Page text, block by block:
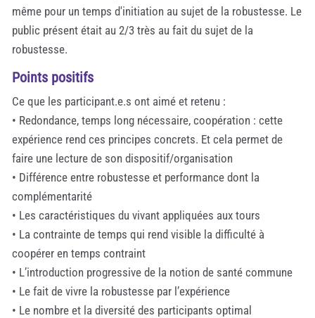
même pour un temps d'initiation au sujet de la robustesse. Le
public présent était au 2/3 très au fait du sujet de la
robustesse.
Points positifs
Ce que les participant.e.s ont aimé et retenu :
• Redondance, temps long nécessaire, coopération : cette
expérience rend ces principes concrets. Et cela permet de
faire une lecture de son dispositif/organisation
• Différence entre robustesse et performance dont la
complémentarité
• Les caractéristiques du vivant appliquées aux tours
• La contrainte de temps qui rend visible la difficulté à
coopérer en temps contraint
• L’introduction progressive de la notion de santé commune
• Le fait de vivre la robustesse par l’expérience
• Le nombre et la diversité des participants optimal